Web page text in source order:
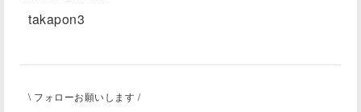
takapon3
\ フォローお願いします /